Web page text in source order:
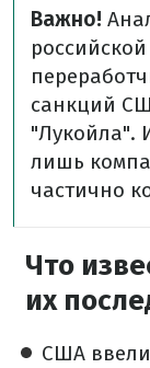
Важно!
санкций
"Лукойла".
лишь
частично
Что
их
США ввели